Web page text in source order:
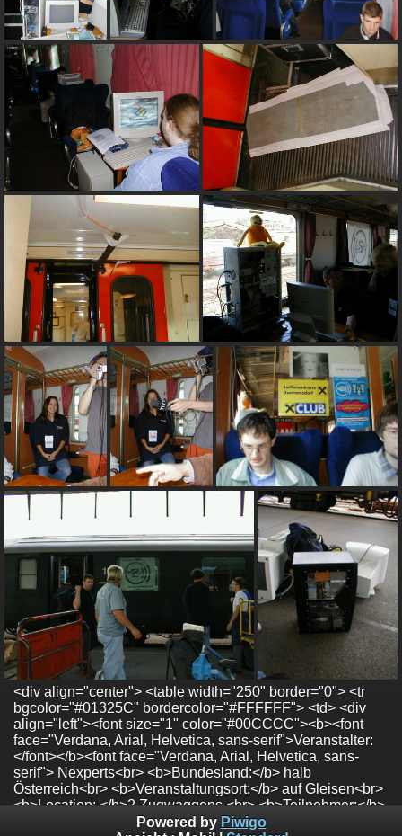
<div align="center"> <table width="250" border="0"> <tr
bgcolor="#01325C" bordercolor="#FFFFFF"> <td> <div
align="left"><font size="1" color="#00CCCC"><b><font
face="Verdana, Arial, Helvetica, sans-serif">Veranstalter:
</font></b><font face="Verdana, Arial, Helvetica, sans-
serif"> Nexperts<br> <b>Bundesland:</b> halb
Österreich<br> <b>Veranstaltungsort:</b> auf Gleisen<br>
<b>Location: </b>2 Zugwaggons <br> <b>Teilnehmer:</b>
50<br> <b>Zeit:</b> 08.09.2000</font></font></div> </td>
Powered by Piwigo